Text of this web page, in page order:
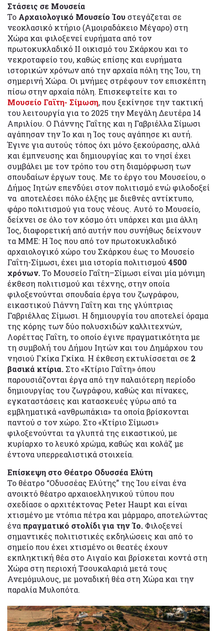
Στάσεις σε Μουσεία
Το Αρχαιολογικό Μουσείο Ίου στεγάζεται σε
νεοκλασικό κτήριο (Αμοιραδάκειο Μέγαρο) στη
Χώρα και φιλοξενεί ευρήματα από τον
πρωτoκυκλαδικό II οικισμό τoυ Σκάρκoυ και το
vεκρoταφείo τoυ, καθώς επίσης και ευρήματα
ιστορικών χρόνων από την αρχαία πόλη της Ίου, τη
σημερινή Χώρα. Οι μνήμες στρέφουν τον επισκέπτη
πίσω στην αρχαία πόλη. Επισκεφτείτε και το
Moυσείο Γαϊτη- Σίμωση, που ξεκίνησε την τακτική
του λειτουργία για το 2025 την Μεγάλη Δευτέρα 14
Απριλίου. Ο Γιάννης Γαΐτης και η Γαβριέλλα Σίμωσι
αγάπησαν την Ίο και η Ίος τους αγάπησε κι αυτή.
Έγινε για αυτούς τόπος όχι μόνο ξεκούρασης, αλλά
και έμπνευσης και δημιουργίας και το νησί έχει
συμβάλει με τον τρόπο του στη διαμόρφωση των
σπουδαίων έργων τους. Με το έργο του Μουσείου, ο
Δήμος Ιητών επενδύει στον πολιτισμό ενώ φιλοδοξεί
να αποτελέσει πόλο έλξης με διεθνές αντίκτυπο,
φάρο πολιτισμού για τους νέους. Αυτό το Μουσείο,
δείχνει σε όλο τον κόσμο ότι υπάρχει και μια άλλη
Ίος, διαφορετική από αυτήν που συνήθως δείχνουν
τα ΜΜΕ: Η Ίος που από τον πρωτοκυκλαδικό
αρχαιολογικό χώρο του Σκάρκου έως το Μουσείο
Γαΐτη-Σίμωσι, έχει μια ιστορία πολιτισμού 4500
χρόνων.Το Μουσείο Γαΐτη–Σίμωσι είναι μία μόνιμη
έκθεση πολιτισμού και τέχνης, στην οποία
φιλοξενούνται σπουδαία έργα του ζωγράφου,
εικαστικού Γιάννη Γαΐτη και της γλύπτριας
Γαβριέλλας Σίμωσι. Η δημιουργία του αποτελεί όραμα
της κόρης των δύο πολυσχιδών καλλιτεχνών,
Λορέττας Γαΐτη, το οποίο έγινε πραγματικότητα με
τη συμβολή του Δήμου Ιητών και του Δημάρχου του
νησιού Γκίκα Γκίκα. Η έκθεση εκτυλίσσεται σε 2
βασικά κτίρια. Στο «Κτίριο Γαΐτη» όπου
παρουσιάζονται έργα από την παλαιότερη περίοδο
δημιουργίας του ζωγράφου, καθώς και πίνακες,
εγκαταστάσεις και κατασκευές γύρω από τα
εμβληματικά «ανθρωπάκια» τα οποία βρίσκονται
παντού σ τον χώρο. Στο «Κτίριο Σίμωσι»
φιλοξενούνται τα γλυπτά της εικαστικού, με
κυρίαρχο το λευκό χρώμα, καθώς και κολάζ με
έντονα υπερρεαλιστικά στοιχεία.
Επίσκεψη στο Θέατρο Οδυσσέα Ελύτη
Το θέατρο “Οδυσσέας Ελύτης” της Ίου είναι ένα
ανοικτό θέατρο αρχαιοελληνικού τύπου που
σχεδίασε ο αρχιτέκτονας Peter Haupt και είναι
χτισμένο με ντόπια πέτρα και μάρμαρο, αποτελώντας
ένα πραγματικό στολίδι για την Ίο. Φιλοξενεί
σημαντικές πολιτιστικές εκδηλώσεις και από το
σημείο που έχει χτισμένο οι θεατές έχουν
εκπληκτική θέα στο Αιγαίο και βρίσκεται κοντά στη
Χώρα στη περιοχή Τσουκαλαριά μετά τους
Ανεμόμυλους, με μοναδική θέα στη Χώρα και την
παραλία Μυλοπότα.